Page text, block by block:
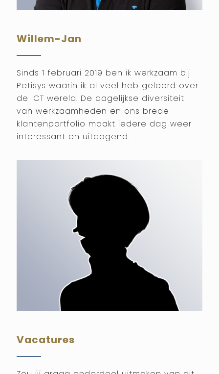
Willem-Jan
Sinds 1 februari 2019 ben ik werkzaam bij
Petisys waarin ik al veel heb geleerd over
de ICT wereld. De dagelijkse diversiteit
van werkzaamheden en ons brede
klantenportfolio maakt iedere dag weer
interessant en uitdagend.
Vacatures